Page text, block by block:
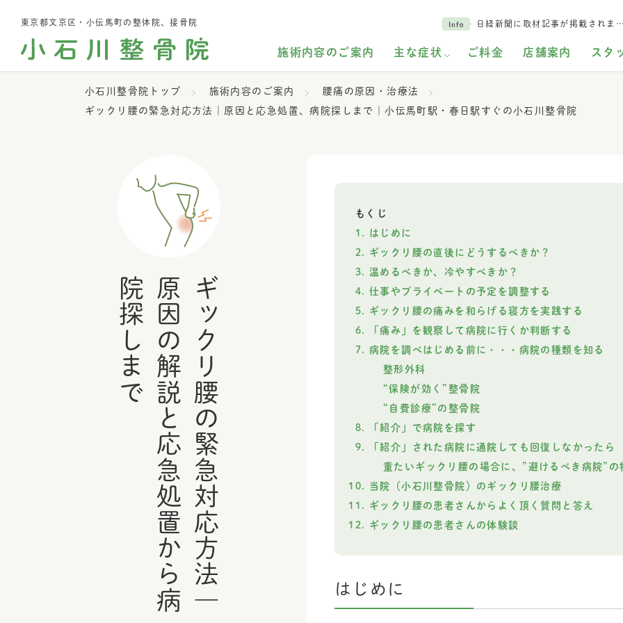
東京都文京区・小伝馬町の整体院、接骨院 日経新聞に取材記事が掲載されま
施術内容のご案内 主な症状 ご料金 店舗案内 スタ
小石川整骨院トップ 施術内容のご案内
腰痛の原因・治療法
ギックリ腰の緊急対応方法｜原因と応急処置、病院探しまで｜小伝馬町駅・春日駅すぐの小石川整骨院
ギ
ッ
ク
リ
腰
の
緊
急
対
応
方
法
｜
原
因
の
解
説
と
応
急
処
置
か
ら
病
院
探
し
ま
で
もくじ
はじめに
ギックリ腰の直後にどうするべきか？
温めるべきか、冷やすべきか？
仕事やプライベートの予定を調整する
ギックリ腰の痛みを和らげる寝方を実践する
「痛み」を観察して病院に行くか判断する
病院を調べはじめる前に・・・病院の種類を知る
整形外科
“保険が効く”整骨院
“自費診療”の整骨院
「紹介」で病院を探す
「紹介」された病院に通院しても回復しなかったら
重たいギックリ腰の場合に、”避けるべき病院”の
当院（小石川整骨院）のギックリ腰治療
ギックリ腰の患者さんからよく頂く質問と答え
ギックリ腰の患者さんの体験談
はじめに